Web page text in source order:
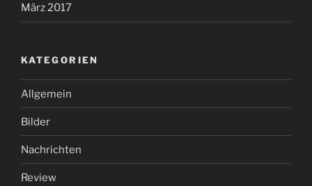
März 2017
KATEGORIEN
Allgemein
Bilder
Nachrichten
Review